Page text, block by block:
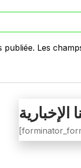
publiée. Les